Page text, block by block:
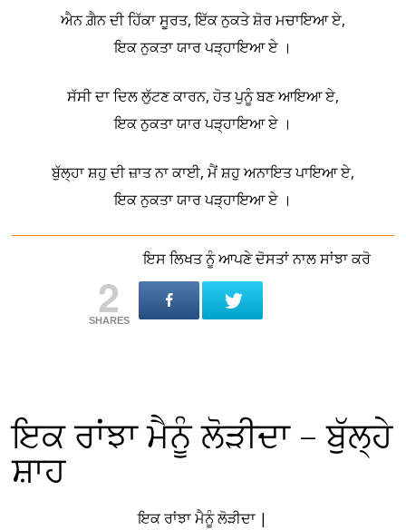
ਐਨ ਗ਼ੈਨ ਦੀ ਹਿੱਕਾ ਸੂਰਤ, ਇੱਕ ਨੁਕਤੇ ਸ਼ੋਰ ਮਚਾਇਆ ਏ,
ਇਕ ਨੁਕਤਾ ਯਾਰ ਪੜ੍ਹਾਇਆ ਏ ।
ਸੱਸੀ ਦਾ ਦਿਲ ਲੁੱਟਣ ਕਾਰਨ, ਹੋਤ ਪੁਨੂੰ ਬਣ ਆਇਆ ਏ,
ਇਕ ਨੁਕਤਾ ਯਾਰ ਪੜ੍ਹਾਇਆ ਏ ।
ਬੁੱਲ੍ਹਾ ਸ਼ਹੁ ਦੀ ਜ਼ਾਤ ਨਾ ਕਾਈ, ਮੈਂ ਸ਼ਹੁ ਅਨਾਇਤ ਪਾਇਆ ਏ,
ਇਕ ਨੁਕਤਾ ਯਾਰ ਪੜ੍ਹਾਇਆ ਏ ।
ਇਸ ਲਿਖਤ ਨੂੰ ਆਪਣੇ ਦੋਸਤਾਂ ਨਾਲ ਸਾਂਝਾ ਕਰੋ
2
SHARES
ਇਕ ਰਾਂਝਾ ਮੈਨੂੰ ਲੋੜੀਦਾ – ਬੁੱਲ੍ਹੇ
ਸ਼ਾਹ
ਇਕ ਰਾਂਝਾ ਮੈਨੂੰ ਲੋੜੀਦਾ |